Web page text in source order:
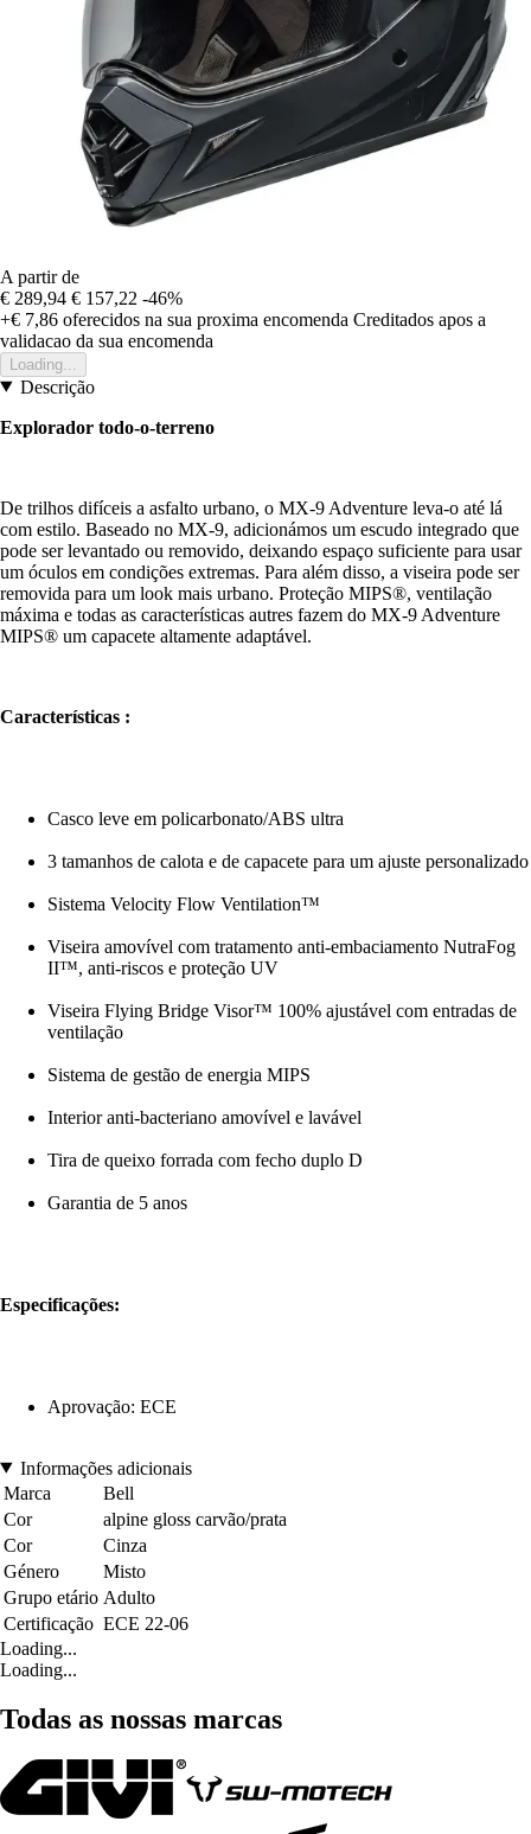
A partir de
€ 289,94 € 157,22 -46%
+€ 7,86 oferecidos na sua proxima encomenda Creditados apos a
validacao da sua encomenda
Loading...
Descrição
Explorador todo-o-terreno
De trilhos difíceis a asfalto urbano, o MX-9 Adventure leva-o até lá
com estilo. Baseado no MX-9, adicionámos um escudo integrado que
pode ser levantado ou removido, deixando espaço suficiente para usar
um óculos em condições extremas. Para além disso, a viseira pode ser
removida para um look mais urbano. Proteção MIPS®️, ventilação
máxima e todas as características autres fazem do MX-9 Adventure
MIPS®️ um capacete altamente adaptável.
Características :
Casco leve em policarbonato/ABS ultra
3 tamanhos de calota e de capacete para um ajuste personalizado
Sistema Velocity Flow Ventilation™
Viseira amovível com tratamento anti-embaciamento NutraFog
II™, anti-riscos e proteção UV
Viseira Flying Bridge Visor™ 100% ajustável com entradas de
ventilação
Sistema de gestão de energia MIPS
Interior anti-bacteriano amovível e lavável
Tira de queixo forrada com fecho duplo D
Garantia de 5 anos
Especificações:
Aprovação: ECE
Informações adicionais
Marca
Bell
Cor
alpine gloss carvão/prata
Cor
Cinza
Género
Misto
Grupo etário Adulto
Certificação ECE 22-06
Loading...
Loading...
Todas as nossas marcas